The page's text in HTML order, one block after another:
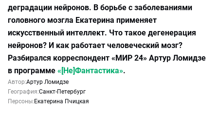
деградации нейронов. В борьбе с заболеваниями
головного мозгла Екатерина применяет
искусственный интеллект. Что такое дегенерация
нейронов? И как работает человеческий мозг?
Разбирался корреспондент «МИР 24» Артур Ломидзе
в программе «[Не]Фантастика».
Автор:Артур Ломидзе
География:Санкт-Петербург
Персоны: Екатерина Пчицкая